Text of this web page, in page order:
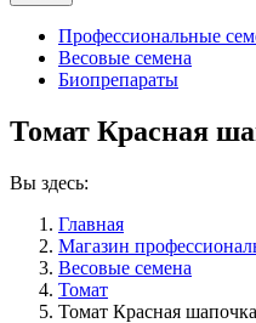
Профессиональные
Весовые семена
Биопрепараты
Томат Красная
Вы здесь:
Главная
Магазин
Весовые семена
Томат
Томат Красная шапочка